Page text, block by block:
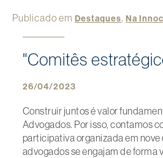
Publicado em Destaques, Na
"Comitês
26/04/2023
Construir juntos é valor
Advogados. Por isso, contamos
participativa organizada em
advogados se engajam de forma